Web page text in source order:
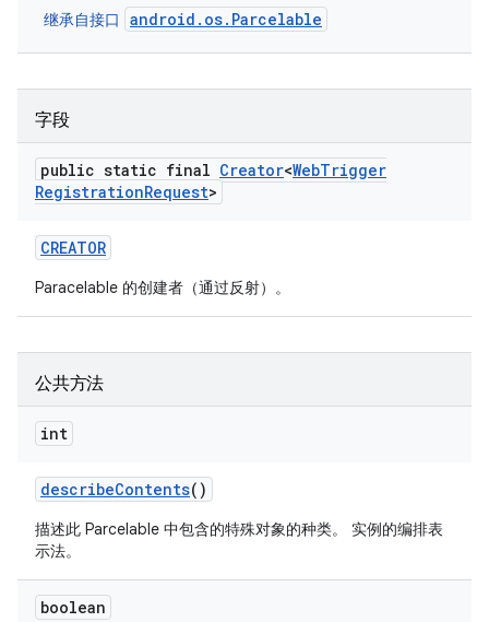
继承自接口 android.os.Parcelable
字段
public static final Creator<WebTrigger
RegistrationRequest>
CREATOR
Paracelable 的创建者（通过反射）。
公共方法
int
describeContents()
描述此 Parcelable 中包含的特殊对象的种类。 实例的编排表
示法。
boolean